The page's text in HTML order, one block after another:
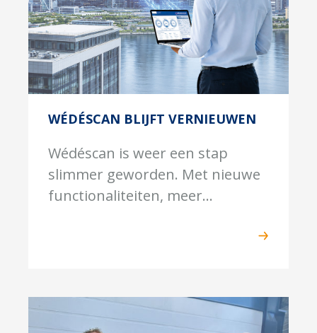
WÉDÉSCAN BLIJFT VERNIEUWEN
Wédéscan is weer een stap
slimmer geworden. Met nieuwe
functionaliteiten, meer...